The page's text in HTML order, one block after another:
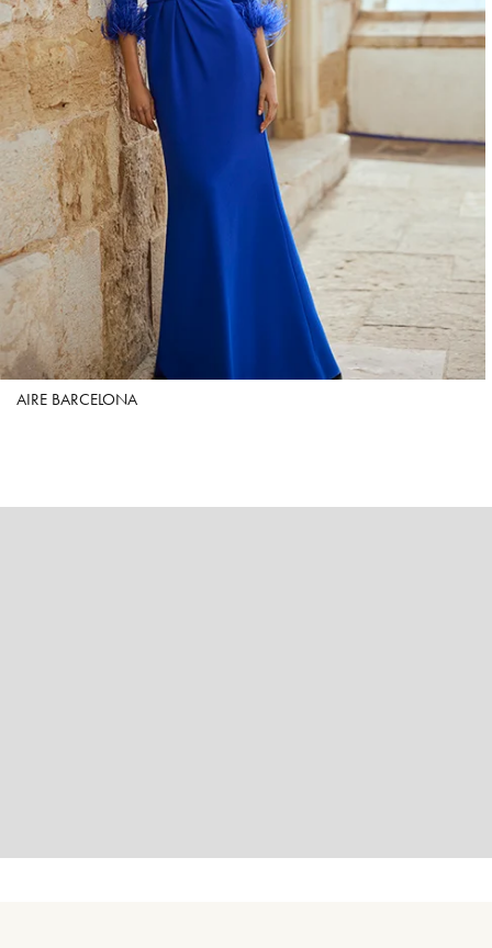
AIRE BARCELONA